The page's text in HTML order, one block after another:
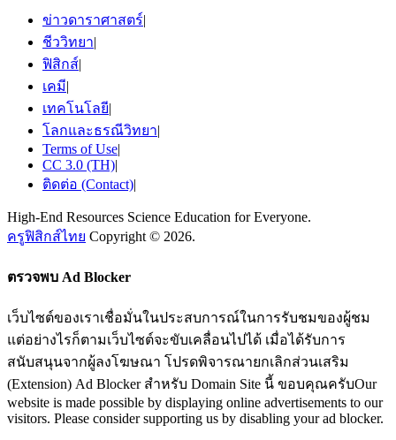
ข่าวดาราศาสตร์|
ชีววิทยา|
ฟิสิกส์|
เคมี|
เทคโนโลยี|
โลกและธรณีวิทยา|
Terms of Use|
CC 3.0 (TH)|
ติดต่อ (Contact)|
High-End Resources Science Education for Everyone.
ครูฟิสิกส์ไทย Copyright © 2026.
ตรวจพบ Ad Blocker
เว็บไซต์ของเราเชื่อมั่นในประสบการณ์ในการรับชมของผู้ชม
แต่อย่างไรก็ตามเว็บไซต์จะขับเคลื่อนไปได้ เมื่อได้รับการ
สนับสนุนจากผู้ลงโฆษณา โปรดพิจารณายกเลิกส่วนเสริม
(Extension) Ad Blocker สำหรับ Domain Site นี้ ขอบคุณครับOur
website is made possible by displaying online advertisements to our
visitors. Please consider supporting us by disabling your ad blocker.